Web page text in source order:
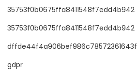
35753f0b0675ffa8411548f7edd4b942
35753f0b0675ffa8411548f7edd4b942
dffde44f4a906bef986c78572361643f
gdpr